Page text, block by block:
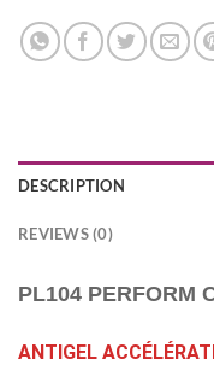
DESCRIPTION
REVIEWS (0)
PL104 PERFORM
ANTIGEL